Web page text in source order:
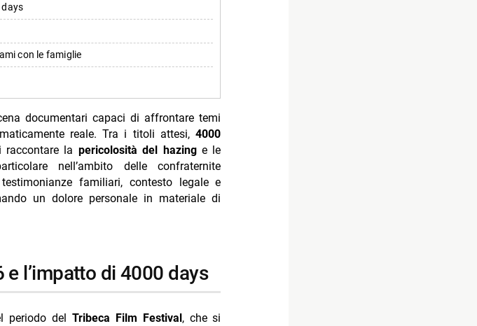
con le famiglie
la familiarità
e esperienza diretta
più urgente
di azione
documentari capaci di affrontare temi
reale. Tra i titoli attesi,4000
la pericolosità del hazinge le
nell’ambito delle confraternite
familiari, contesto legale e
un dolore personale in materiale di
l’impatto di 4000 days
periodo del Tribeca Film Festival , che si